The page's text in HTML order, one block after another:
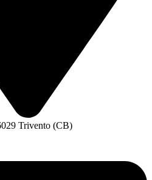
Trivento (CB)